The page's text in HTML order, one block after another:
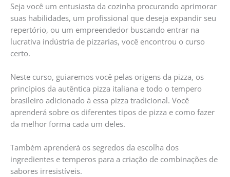
Seja você um entusiasta da cozinha procurando aprimorar
suas habilidades, um profissional que deseja expandir seu
repertório, ou um empreendedor buscando entrar na
lucrativa indústria de pizzarias, você encontrou o curso
certo.
Neste curso, guiaremos você pelas origens da pizza, os
princípios da autêntica pizza italiana e todo o tempero
brasileiro adicionado à essa pizza tradicional. Você
aprenderá sobre os diferentes tipos de pizza e como fazer
da melhor forma cada um deles.
Também aprenderá os segredos da escolha dos
ingredientes e temperos para a criação de combinações de
sabores irresistíveis.